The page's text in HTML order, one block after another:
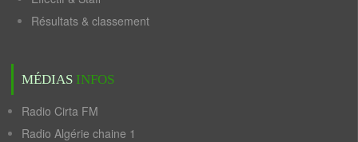
Résultats & classement
MÉDIAS INFOS
Radio Cirta FM
Radio Algérie chaine 1